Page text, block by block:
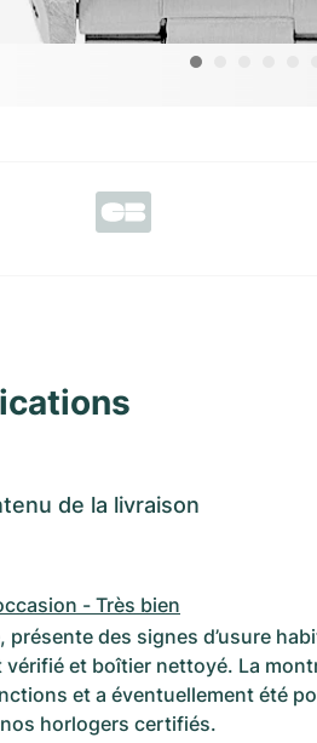
de la livraison
- Très bien
présente des signes d’usure
vérifié et boîtier nettoyé. La
et a éventuellement été
horlogers certifiés.